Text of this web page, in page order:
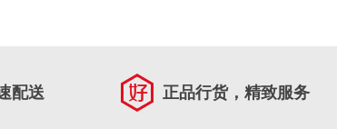
配送 正品行货，精致服务